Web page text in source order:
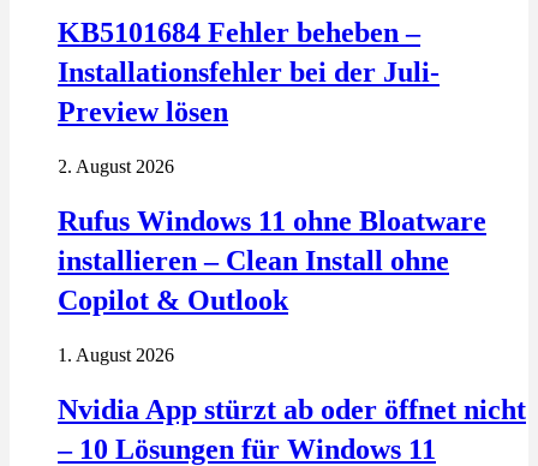
KB5101684 Fehler beheben –
Installationsfehler bei der Juli-
Preview lösen
2. August 2026
Rufus Windows 11 ohne Bloatware
installieren – Clean Install ohne
Copilot & Outlook
1. August 2026
Nvidia App stürzt ab oder öffnet nicht
– 10 Lösungen für Windows 11